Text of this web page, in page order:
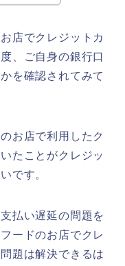
店でクレジットカ
、ご自身の銀行口
を確認されてみて
お店で利用したク
たことがクレジッ
です。
払い遅延の問題を
ードのお店でクレ
題は解決できるは